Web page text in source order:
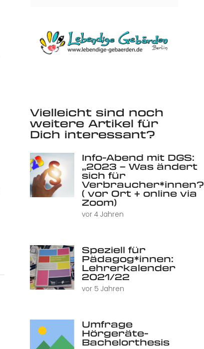
Vielleicht sind noch
weitere Artikel für
Dich interessant?
Info-Abend mit DGS:
„2023 – Was ändert
sich für
( vor Ort + online via
Zoom)
vor 4 Jahren
Speziell für
Pädagog*innen:
Lehrerkalender
2021/22
vor 5 Jahren
Umfrage
Hörgeräte-
Bachelorthesis